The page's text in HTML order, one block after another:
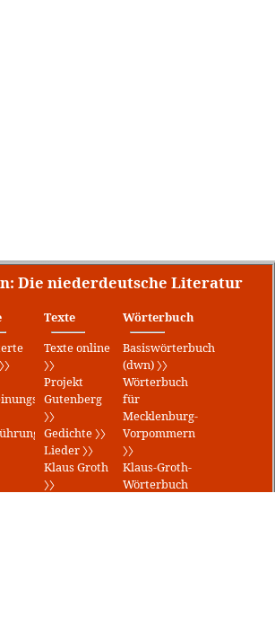
Die niederdeutsche Literatur
Texte
Texte online
〉〉
Projekt
Gutenberg
〉〉
Gedichte 〉〉
Lieder 〉〉
Klaus Groth
〉〉
Wörterbuch
Basiswörterbuch
(dwn) 〉〉
Wörterbuch
für
Mecklenburg-
Vorpommern
〉〉
Klaus-Groth-
Wörterbuch